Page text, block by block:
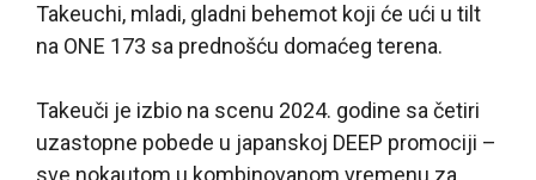
Takeuchi, mladi, gladni behemot koji će ući u tilt
na ONE 173 sa prednošću domaćeg terena.
Takeuči je izbio na scenu 2024. godine sa četiri
uzastopne pobede u japanskoj DEEP promociji –